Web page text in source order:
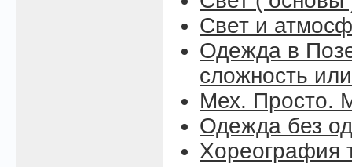
Свет и
Одежда в
сложность
Мех. Просто.
Одежда без
Хореография